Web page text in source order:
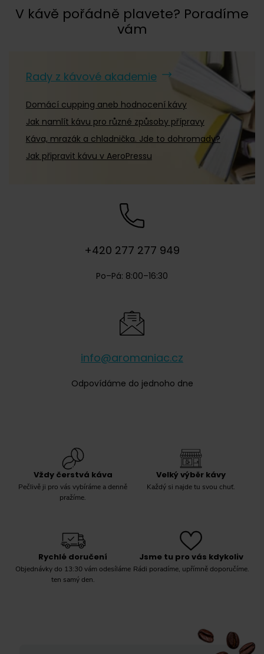
V kávě pořádně plavete? Poradíme
vám
Rady z kávové akademie
Domácí cupping aneb hodnocení kávy
Jak namlít kávu pro různé způsoby přípravy
Káva, mrazák a chladnička. Jde to dohromady?
Jak připravit kávu v AeroPressu
+420 277 277 949
Po–Pá: 8:00–16:30
info@aromaniac.cz
Odpovídáme do jednoho dne
Vždy čerstvá káva
Pečlivě ji pro vás vybíráme a denně
pražíme.
Velký výběr kávy
Každý si najde tu svou chuť.
Rychlé doručení
Objednávky do 13:30 vám odesíláme
ten samý den.
Jsme tu pro vás kdykoliv
Rádi poradíme, upřímně doporučíme.